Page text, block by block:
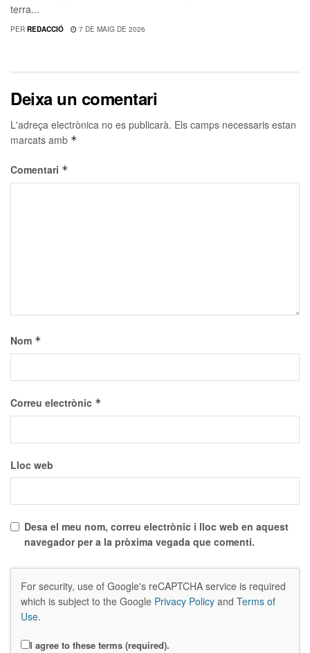
terra...
PER REDACCIÓ 7 DE MAIG DE 2026
Deixa un comentari
L'adreça electrònica no es publicarà. Els camps necessaris estan
marcats amb *
Comentari *
Nom *
Correu electrònic *
Lloc web
Desa el meu nom, correu electrònic i lloc web en aquest
navegador per a la pròxima vegada que comenti.
For security, use of Google's reCAPTCHA service is required
which is subject to the Google Privacy Policy and Terms of
Use.
I agree to these terms (required).